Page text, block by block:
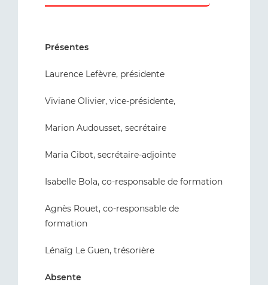
Présentes
Laurence Lefèvre, présidente
Viviane Olivier, vice-présidente,
Marion Audousset, secrétaire
Maria Cibot, secrétaire-adjointe
Isabelle Bola, co-responsable de formation
Agnès Rouet, co-responsable de
formation
Lénaïg Le Guen, trésorière
Absente